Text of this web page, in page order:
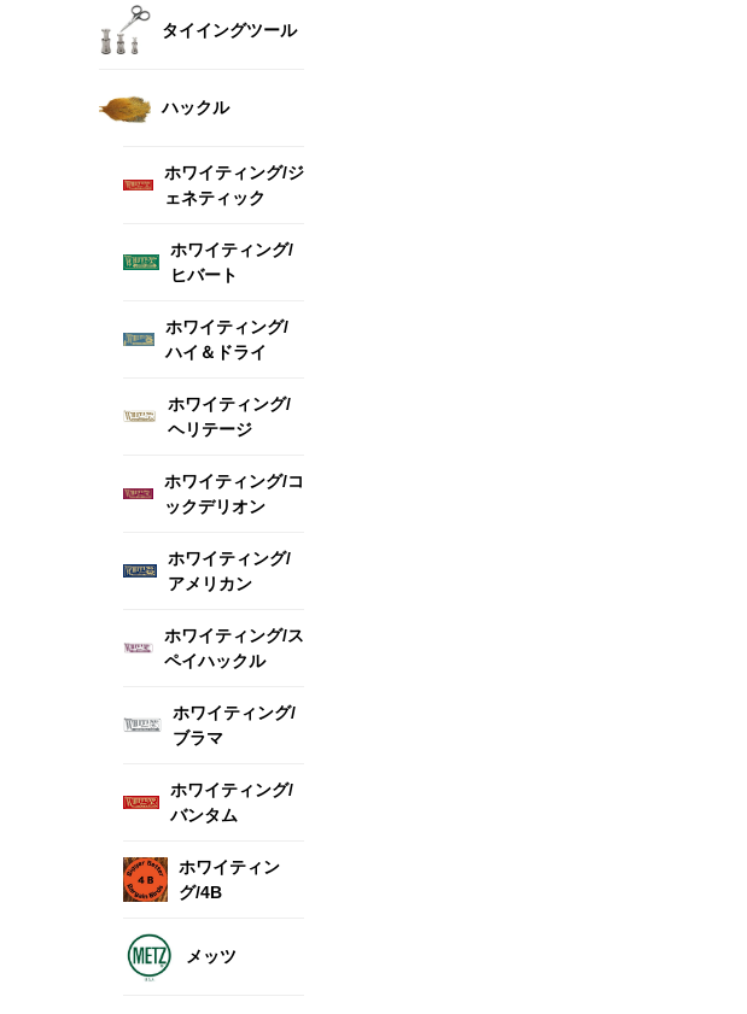
タイイングツール
ハックル
ホワイティング/ジ
ェネティック
ホワイティング/
ヒバート
ホワイティング/
ハイ＆ドライ
ホワイティング/
ヘリテージ
ホワイティング/コ
ックデリオン
ホワイティング/
アメリカン
ホワイティング/ス
ペイハックル
ホワイティング/
ブラマ
ホワイティング/
バンタム
ホワイティン
グ/4B
メッツ